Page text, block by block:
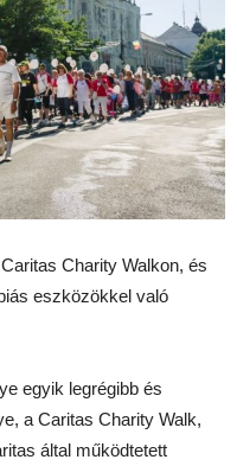
Charity Walkon, és
eszközökkel való
egyik legrégibb és
a Caritas Charity Walk,
által működtetett